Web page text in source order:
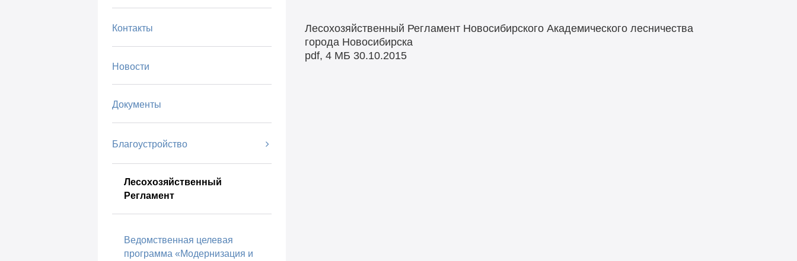
Контакты
Новости
Документы
Благоустройство
Лесохозяйственный
Регламент
Ведомственная целевая
программа «Модернизация и
Лесохозяйственный Регламент Новосибирского Академического лесничества
города Новосибирска
pdf, 4 МБ 30.10.2015